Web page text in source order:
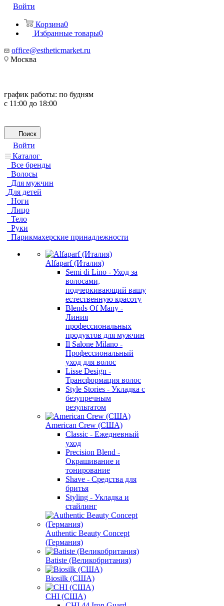
Войти
Корзина0
Избранные товары0
office@estheticmarket.ru
Москва
график работы: по будням
с 11:00 до 18:00
Поиск
Войти
Каталог
Все бренды
Волосы
Для мужчин
Для детей
Ноги
Лицо
Тело
Руки
Парикмахерские принадлежности
Alfaparf (Италия)
Semi di Lino - Уход за
волосами,
подчеркивающий вашу
естественную красоту
Blends Of Many -
Линия
профессиональных
продуктов для мужчин
Il Salone Milano -
Профессиональный
уход для волос
Lisse Design -
Трансформация волос
Style Stories - Укладка с
безупречным
результатом
American Crew (США)
Classic - Ежедневный
уход
Precision Blend -
Окрашивание и
тонирование
Shave - Средства для
бритья
Styling - Укладка и
стайлинг
Authentic Beauty Concept
(Германия)
Batiste (Великобритания)
Biosilk (США)
CHI (США)